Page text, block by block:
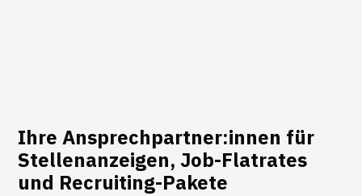
Ihre Ansprechpartner:innen für
Stellenanzeigen, Job-Flatrates
und Recruiting-Pakete